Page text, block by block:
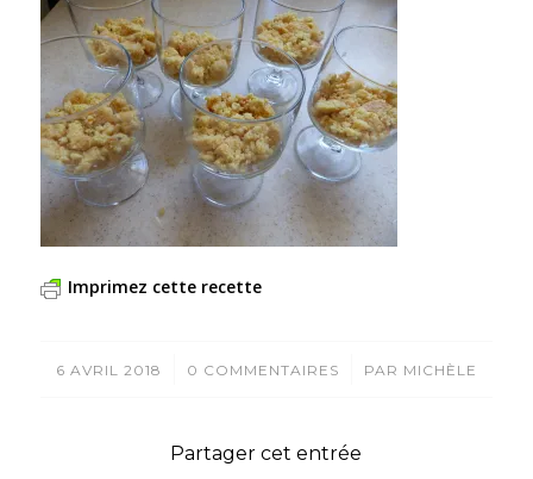
Imprimez cette recette
6 AVRIL 2018
/ 0 COMMENTAIRES
/ PAR MICHÈLE
Partager cet entrée